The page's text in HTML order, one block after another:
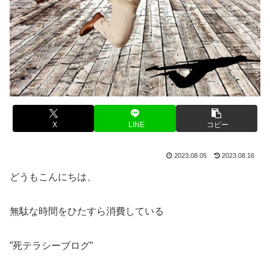
X LINE コピー
2023.08.05 2023.08.16
どうもこんにちは、
無駄な時間をひたすら消費している
”死テラシーブログ”